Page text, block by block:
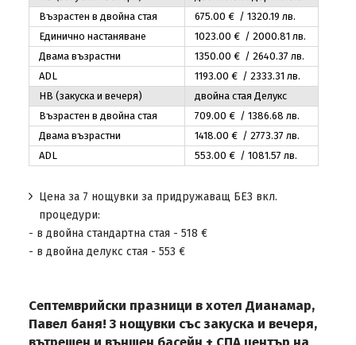
Възрастен в двойна стая
675.00 € / 1320.19 лв.
Единично настаняване
1023.00 € / 2000.81 лв.
Двама възрастни
1350.00 € / 2640.37 лв.
ADL
1193.00 € / 2333.31 лв.
НВ (закуска и вечеря)
двойна стая Делукс
Възрастен в двойна стая
709.00 € / 1386.68 лв.
Двама възрастни
1418.00 € / 2773.37 лв.
ADL
553.00 € / 1081.57 лв.
Цена за 7 нощувки за придружаващ БЕЗ вкл.
процедури:
- в двойна стандартна стая - 518 €
- в двойна делукс стая - 553 €
Септемврийски празници в хотел Дианамар,
Павел баня! 3 нощувки със закуска и вечеря,
вътрешен и външен басейн + СПА център на